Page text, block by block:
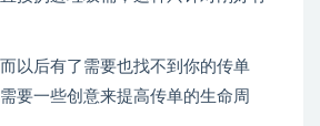
以后有了需要也找不到你的传单
要一些创意来提高传单的生命周